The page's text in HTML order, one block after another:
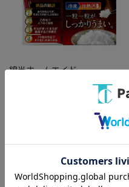
綿半ホームエイド
パックスタッフ絶品ご飯保存